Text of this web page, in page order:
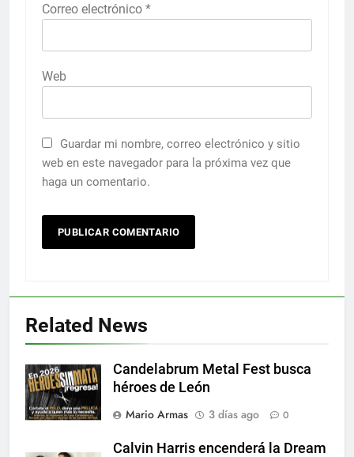
Correo electrónico *
Web
Guardar mi nombre, correo electrónico y sitio
web en este navegador para la próxima vez que
haga un comentario.
Related News
Candelabrum Metal Fest busca
héroes de León
Mario Armas
3 días ago 0
Calvin Harris encenderá la Dream